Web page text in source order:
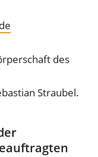
de
des
Straubel.